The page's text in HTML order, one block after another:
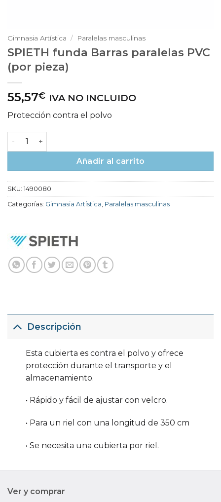
Gimnasia Artística / Paralelas masculinas
SPIETH funda Barras paralelas PVC
(por pieza)
55,57€ IVA NO INCLUIDO
Protección contra el polvo
SPIETH funda Barras paralelas PVC (por pieza) cantidad
Añadir al carrito
SKU: 1490080
Categorías: Gimnasia Artística Paralelas masculinas
Descripción
Esta cubierta es contra el polvo y ofrece
protección durante el transporte y el
almacenamiento.
• Rápido y fácil de ajustar con velcro.
• Para un riel con una longitud de 350 cm
• Se necesita una cubierta por riel.
Ver y comprar